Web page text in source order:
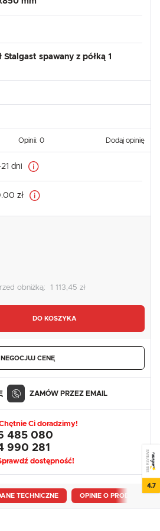
Stalgast spawany z półką 1
Opinii: 0 Dodaj opinię
dni
zł
obniżką: 1 113,45 zł
DO KOSZYKA
NEGOCJUJ CENĘ
ZAMÓW PRZEZ EMAIL
Ci doradzimy!
485 080
990 281
dostępność!
TECHNICZNE OPINIE O PRODUKCIE
SEE REVIEWS
4.7